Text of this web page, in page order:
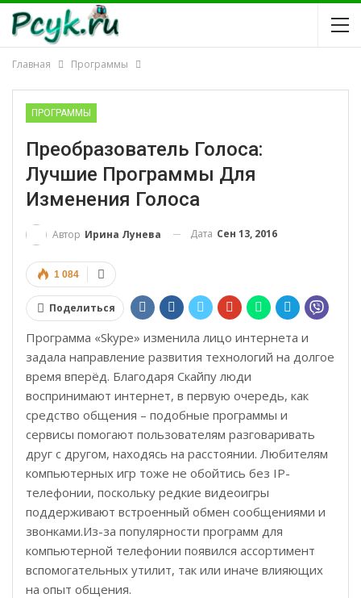
Главная Программы
ПРОГРАММЫ
Преобразователь Голоса:
Лучшие Программы Для
Изменения Голоса
Автор Ирина Лунева Дата Сен 13, 2016
1 084
Поделиться
Программа «Skype» изменила лицо интернета и
задала направление развития технологий на долгое
время вперёд. Благодаря Скайпу люди
воспринимают интернет, в первую очередь, как
средство общения – подобные программы и
сервисы помогают пользователям разговаривать
друг с другом, находясь на расстоянии. Любителям
компьютерных игр тоже не обойтись без IP-
телефонии, поскольку редкие видеоигры
поддерживают встроенный обмен сообщениями и
звонками.Из-за популярности программ для
компьютерной телефонии появился ассортимент
вспомогательных утилит, так или иначе влияющих
на опыт общения.